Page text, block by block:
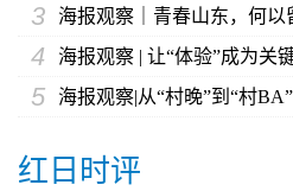
3 海报观察｜青春山东，何以
4
海报观察 | 让“体验”成为关
都不虚此行
5
海报观察|从“村晚”到“村
红日时评